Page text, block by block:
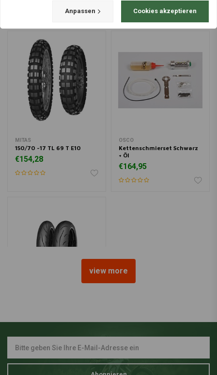
MITAS
150/70 -17 TL 69 T E10
€154,28
OSCO
Kettenschmierset Schwarz
+ Öl
€164,95
ZR17
view more
Anpassen Cookies akzeptieren